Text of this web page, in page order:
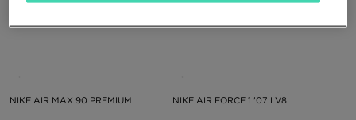
NIKE AIR MAX 90 PREMIUM NIKE AIR FORCE 1 '07 LV8